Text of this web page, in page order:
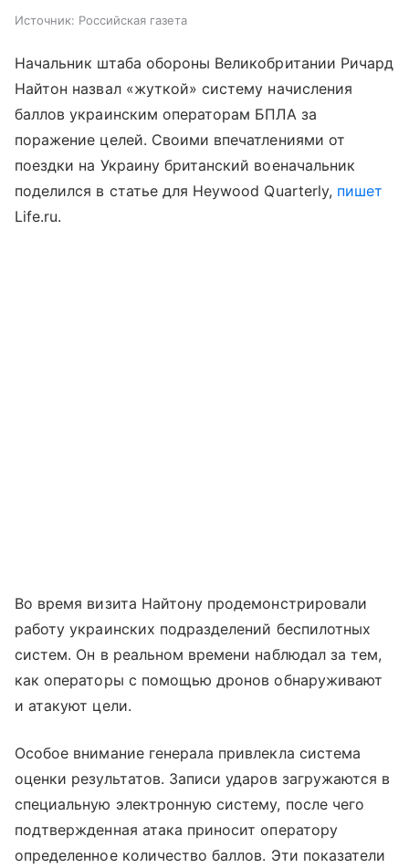
Источник: Российская газета
Начальник штаба обороны Великобритании Ричард
Найтон назвал «жуткой» систему начисления
баллов украинским операторам БПЛА за
поражение целей. Своими впечатлениями от
поездки на Украину британский военачальник
поделился в статье для Heywood Quarterly, пишет
Life.ru.
Во время визита Найтону продемонстрировали
работу украинских подразделений беспилотных
систем. Он в реальном времени наблюдал за тем,
как операторы с помощью дронов обнаруживают
и атакуют цели.
Особое внимание генерала привлекла система
оценки результатов. Записи ударов загружаются в
специальную электронную систему, после чего
подтвержденная атака приносит оператору
определенное количество баллов. Эти показатели